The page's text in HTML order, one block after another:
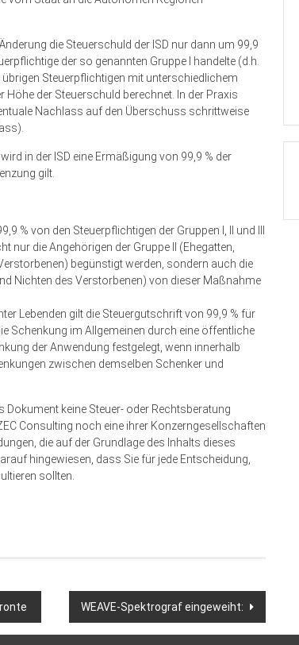
die Steuerschuld der ISD nur dann um 99,9
der so genannten Gruppe I handelte (d.h.
Steuerpflichtigen mit unterschiedlichem
der Steuerschuld berechnet. In der Praxis
Nachlass auf den Überschuss schrittweise
in der ISD eine Ermäßigung von 99,9 % der
gilt.
% von den Steuerpflichtigen der Gruppen I, II und III
die Angehörigen der Gruppe II (Ehegatten,
begünstigt werden, sondern auch die
Nichten des Verstorbenen) von dieser Maßnahme
Lebenden gilt die Steuergutschrift von 99,9 % für
Schenkung im Allgemeinen durch eine öffentliche
der Anwendung festgelegt, wenn innerhalb
zwischen demselben Schenker und
keine Steuer- oder Rechtsberatung
Consulting noch eine ihrer Konzerngesellschaften
die auf der Grundlage des Inhalts dieses
hingewiesen, dass Sie für jede Entscheidung,
sollten.
WEAVE-Spektrograf eingeweiht: